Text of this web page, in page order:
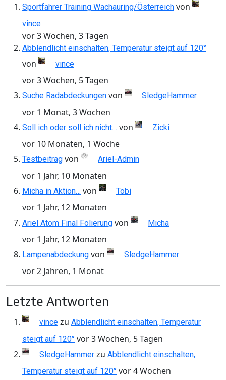
Sportfahrer Training Wachauring/Österreich von
vince
vor 3 Wochen, 3 Tagen
Abblendlicht einschalten, Temperatur steigt auf 120°
von vince
vor 3 Wochen, 5 Tagen
Suche Radabdeckungen von SledgeHammer
vor 1 Monat, 3 Wochen
Soll ich oder soll ich nicht… von Zicki
vor 10 Monaten, 1 Woche
Testbeitrag von Ariel-Admin
vor 1 Jahr, 10 Monaten
Micha in Aktion… von Tobi
vor 1 Jahr, 12 Monaten
Ariel Atom Final Folierung von Micha
vor 1 Jahr, 12 Monaten
Lampenabdeckung von SledgeHammer
vor 2 Jahren, 1 Monat
Letzte Antworten
vince zu Abblendlicht einschalten, Temperatur
steigt auf 120° vor 3 Wochen, 5 Tagen
SledgeHammer zu Abblendlicht einschalten,
Temperatur steigt auf 120° vor 4 Wochen